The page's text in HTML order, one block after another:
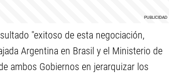
"exitoso de esta negociación,
Argentina en Brasil y el Ministerio de
ambos Gobiernos en jerarquizar los